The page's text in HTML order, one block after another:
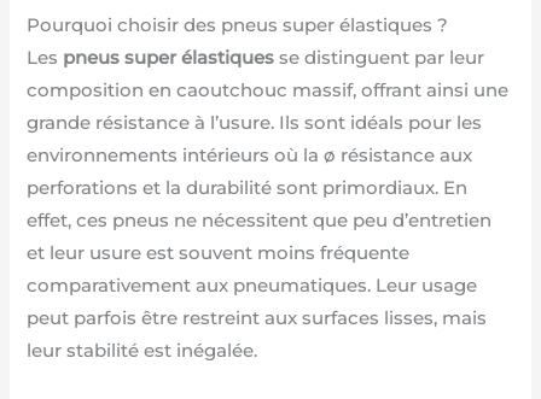
Pourquoi choisir des pneus super élastiques ?
Les pneus super élastiques se distinguent par leur
composition en caoutchouc massif, offrant ainsi une
grande résistance à l’usure. Ils sont idéals pour les
environnements intérieurs où la ø résistance aux
perforations et la durabilité sont primordiaux. En
effet, ces pneus ne nécessitent que peu d’entretien
et leur usure est souvent moins fréquente
comparativement aux pneumatiques. Leur usage
peut parfois être restreint aux surfaces lisses, mais
leur stabilité est inégalée.